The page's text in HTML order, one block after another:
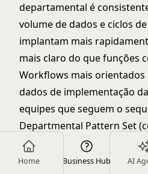
Home Business Hub AI
departamental é
volume de dados e ciclos
implantam mais
mais claro do que funções
Workflows mais orientados
dados de implementação
equipes que seguem o
Departmental Pattern Set
sem dependências,
após 30 dias de dados